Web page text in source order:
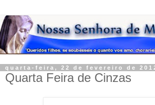
quarta-feira, 22 de fevereiro de
Quarta Feira de Cinzas